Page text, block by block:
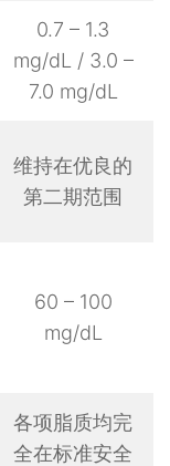
0.7 – 1.3
mg/dL / 3.0 –
7.0 mg/dL
维持在优良的
第二期范围
60 – 100
mg/dL
各项脂质均完
全在标准安全